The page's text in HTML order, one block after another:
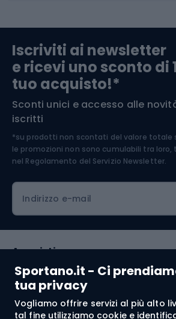
Sportano.it - Ci
tua privacy
Vogliamo offrire servizi al più alto
tal fine utilizziamo cookie e
Abbigliamento da
Componenti per biciclette
Arrampicata
Medicina dello sport
Abbigliamento ciclistico
Iscriviti ai newsletter
e ricevi uno sconto di
tuo acquisto!*
Sconti unici e accesso alle
iscritti
*su prodotti non scontati del valore totale
le promozioni non sono cumulabili tra
nel Regolamento del Servizio Newsletter.
Indirizzo e-mail
Acquisti
Servizio clienti
Regolamento